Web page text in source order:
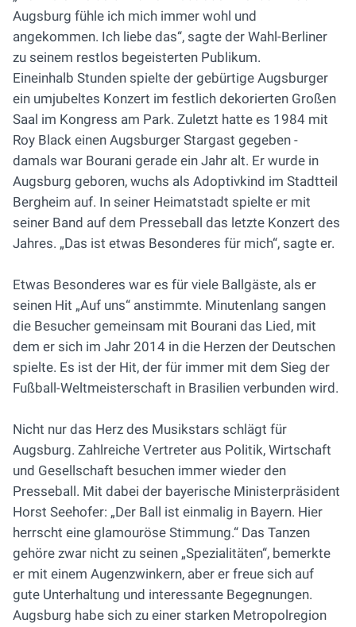
Augsburg fühle ich mich immer wohl und
angekommen. Ich liebe das“, sagte der Wahl-Berliner
zu seinem restlos begeisterten Publikum.
Eineinhalb Stunden spielte der gebürtige Augsburger
ein umjubeltes Konzert im festlich dekorierten Großen
Saal im Kongress am Park. Zuletzt hatte es 1984 mit
Roy Black einen Augsburger Stargast gegeben -
damals war Bourani gerade ein Jahr alt. Er wurde in
Augsburg geboren, wuchs als Adoptivkind im Stadtteil
Bergheim auf. In seiner Heimatstadt spielte er mit
seiner Band auf dem Presseball das letzte Konzert des
Jahres. „Das ist etwas Besonderes für mich“, sagte er.
Etwas Besonderes war es für viele Ballgäste, als er
seinen Hit „Auf uns“ anstimmte. Minutenlang sangen
die Besucher gemeinsam mit Bourani das Lied, mit
dem er sich im Jahr 2014 in die Herzen der Deutschen
spielte. Es ist der Hit, der für immer mit dem Sieg der
Fußball-Weltmeisterschaft in Brasilien verbunden wird.
Nicht nur das Herz des Musikstars schlägt für
Augsburg. Zahlreiche Vertreter aus Politik, Wirtschaft
und Gesellschaft besuchen immer wieder den
Presseball. Mit dabei der bayerische Ministerpräsident
Horst Seehofer: „Der Ball ist einmalig in Bayern. Hier
herrscht eine glamouröse Stimmung.“ Das Tanzen
gehöre zwar nicht zu seinen „Spezialitäten“, bemerkte
er mit einem Augenzwinkern, aber er freue sich auf
gute Unterhaltung und interessante Begegnungen.
Augsburg habe sich zu einer starken Metropolregion